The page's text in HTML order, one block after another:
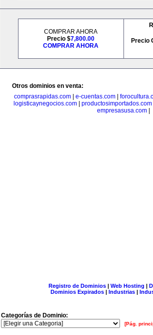
COMPRAR AHORA
Precio $7,800.00
COMPRAR AHORA
Precio
Otros dominios en venta:
comprasrapidas.com
e-cuentas.com
logisticaynegocios.com
productosimportados.com
empresasusa.com
Registro de Dominios| Web Hosting |
Dominios Expirados | Industrias |
Categorías de Dominio:
[Pág.